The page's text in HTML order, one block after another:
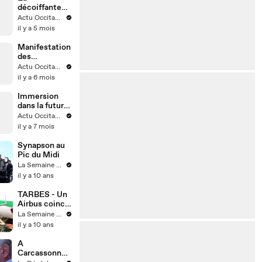
décoiffante
anecdote de
l'ancien pilier
Lo Cicero
Actu Occitanie
il y a 5 mois
Manifestation
des
agriculteurs à
Toulouse
Actu Occitanie
il y a 6 mois
Immersion
dans la future
station
Ormeau de la
métro de
Toulouse
Actu Occitanie
il y a 7 mois
Synapson au
Pic du Midi
La Semaine des Pyrénées
il y a 10 ans
TARBES - Un
Airbus coincé
au Bout du
Pont !
La Semaine des Pyrénées
il y a 10 ans
A
Carcassonne,